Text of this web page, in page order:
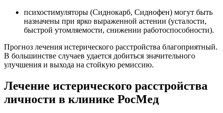
психостимуляторы (Сиднокарб, Сиднофен) могут быть
назначены при ярко выраженной астении (усталости,
быстрой утомляемости, снижении работоспособности).
Прогноз лечения истерического расстройства благоприятный.
В большинстве случаев удается добиться значительного
улучшения и выхода на стойкую ремиссию.
Лечение истерического расстройства
личности в клинике РосМед